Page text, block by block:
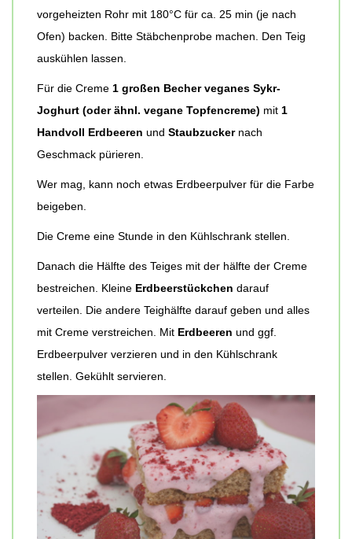
vorgeheizten Rohr mit 180°C für ca. 25 min (je nach
Ofen) backen. Bitte Stäbchenprobe machen. Den Teig
auskühlen lassen.
Für die Creme 1 großen Becher veganes Sykr-
Joghurt (oder ähnl. vegane Topfencreme) mit 1
Handvoll Erdbeeren und Staubzuckernach
Geschmack pürieren.
Wer mag, kann noch etwas Erdbeerpulver für die Farbe
beigeben.
Die Creme eine Stunde in den Kühlschrank stellen.
Danach die Hälfte des Teiges mit der hälfte der Creme
bestreichen. Kleine Erdbeerstückchen darauf
verteilen. Die andere Teighälfte darauf geben und alles
mit Creme verstreichen. Mit Erdbeeren und ggf.
Erdbeerpulver verzieren und in den Kühlschrank
stellen. Gekühlt servieren.